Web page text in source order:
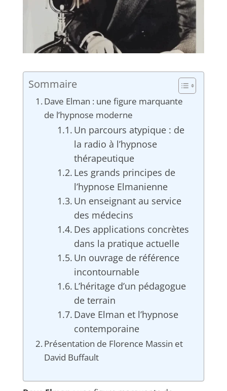
Sommaire
Dave Elman : une figure marquante
de l’hypnose moderne
Un parcours atypique : de
la radio à l’hypnose
thérapeutique
Les grands principes de
l’hypnose Elmanienne
Un enseignant au service
des médecins
Des applications concrètes
dans la pratique actuelle
Un ouvrage de référence
incontournable
L’héritage d’un pédagogue
de terrain
Dave Elman et l’hypnose
contemporaine
Présentation de Florence Massin et
David Buffault